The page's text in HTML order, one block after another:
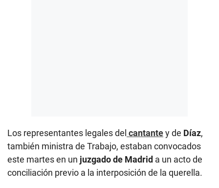
Los representantes legales del cantantey de Díaz,
también ministra de Trabajo, estaban convocados
este martes en un juzgado de Madrid a un acto de
conciliación previo a la interposición de la querella.